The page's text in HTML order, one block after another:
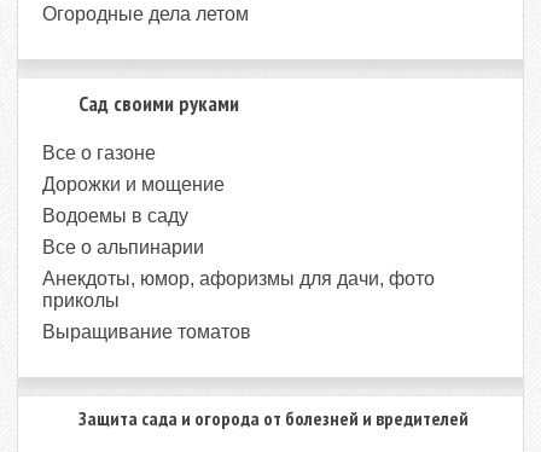
Огородные дела летом
Сад своими руками
Все о газоне
Дорожки и мощение
Водоемы в саду
Все о альпинарии
Анекдоты, юмор, афоризмы для дачи, фото
приколы
Выращивание томатов
Защита сада и огорода от болезней и вредителей